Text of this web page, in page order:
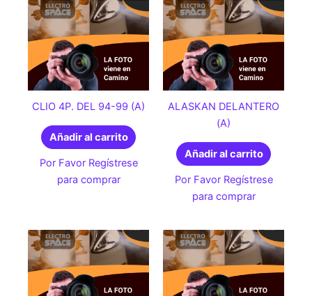
CLIO 4P. DEL 94-99 (A)
Añadir al carrito
Por Favor Regístrese
para comprar
ALASKAN DELANTERO
(A)
Añadir al carrito
Por Favor Regístrese
para comprar